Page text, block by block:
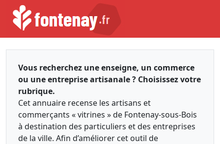
Vous recherchez une enseigne, un commerce
ou une entreprise artisanale ? Choisissez votre
rubrique.
Cet annuaire recense les artisans et
commerçants « vitrines » de Fontenay-sous-Bois
à destination des particuliers et des entreprises
de la ville. Afin d’améliorer cet outil de